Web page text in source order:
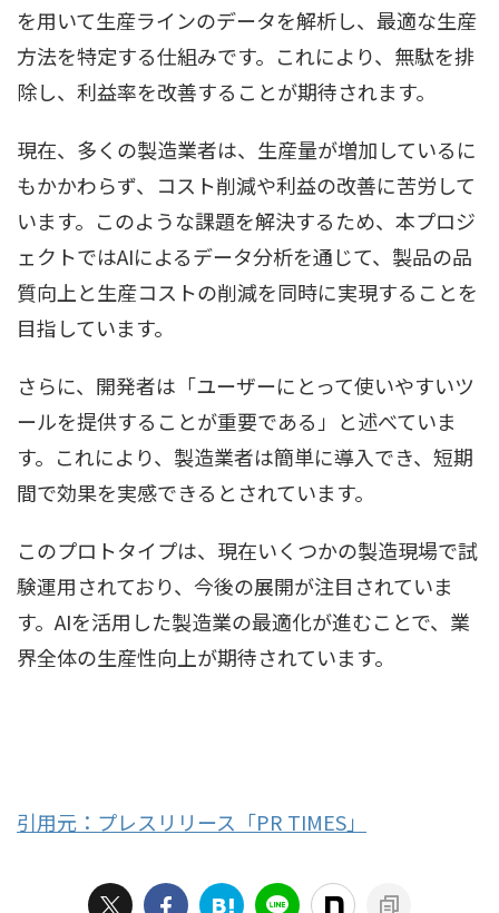
を用いて生産ラインのデータを解析し、最適な生産
方法を特定する仕組みです。これにより、無駄を排
除し、利益率を改善することが期待されます。
現在、多くの製造業者は、生産量が増加しているに
もかかわらず、コスト削減や利益の改善に苦労して
います。このような課題を解決するため、本プロジ
ェクトではAIによるデータ分析を通じて、製品の品
質向上と生産コストの削減を同時に実現することを
目指しています。
さらに、開発者は「ユーザーにとって使いやすいツ
ールを提供することが重要である」と述べていま
す。これにより、製造業者は簡単に導入でき、短期
間で効果を実感できるとされています。
このプロトタイプは、現在いくつかの製造現場で試
験運用されており、今後の展開が注目されていま
す。AIを活用した製造業の最適化が進むことで、業
界全体の生産性向上が期待されています。
引用元：プレスリリース「PR TIMES」